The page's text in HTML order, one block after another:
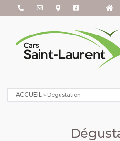
ACCUEIL » Dégustation